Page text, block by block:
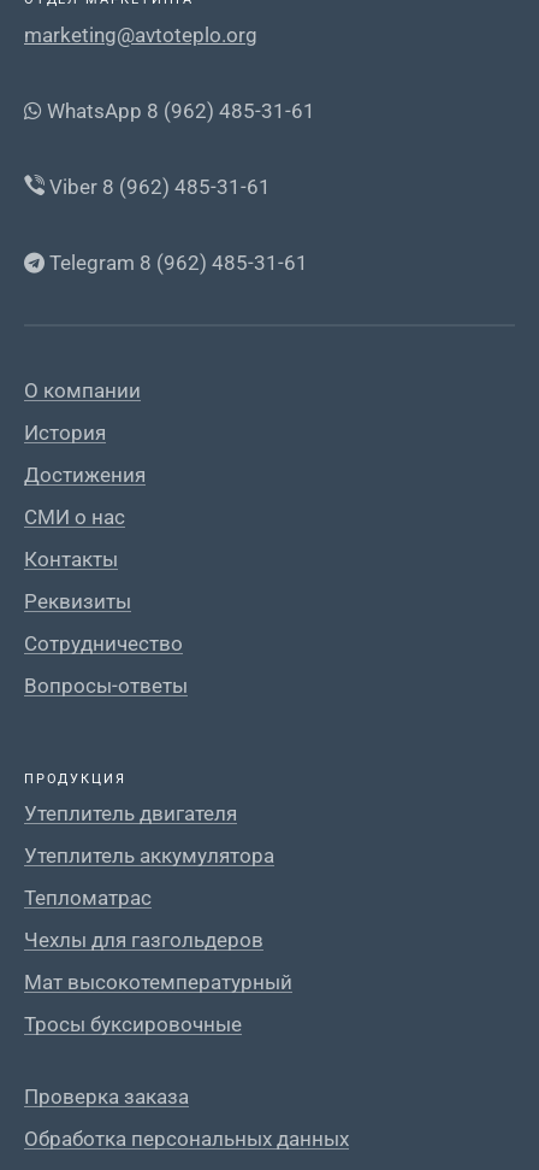
marketing@avtoteplo.org
WhatsApp 8 (962) 485-31-61
Viber 8 (962) 485-31-61
Telegram 8 (962) 485-31-61
О компании
История
Достижения
СМИ о нас
Контакты
Реквизиты
Сотрудничество
Вопросы-ответы
ПРОДУКЦИЯ
Утеплитель двигателя
Утеплитель аккумулятора
Тепломатрас
Чехлы для газгольдеров
Мат высокотемпературный
Тросы буксировочные
Проверка заказа
Обработка персональных данных